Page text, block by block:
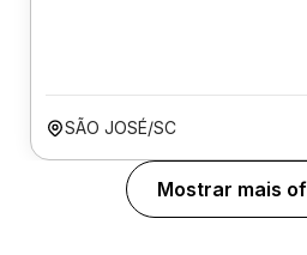
SÃO JOSÉ/SC
Mostrar mais